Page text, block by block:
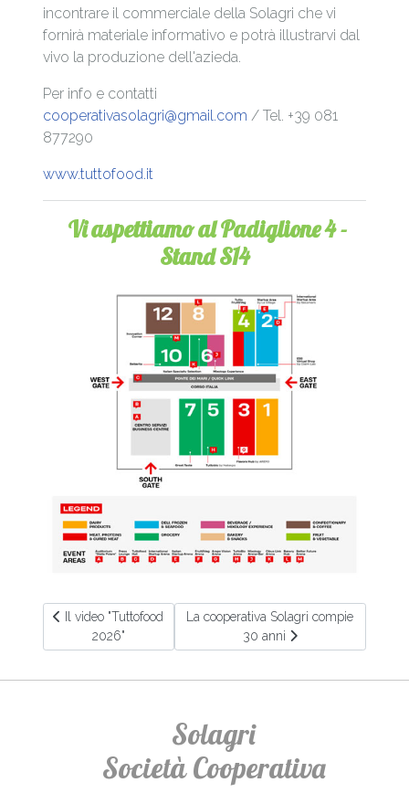
incontrare il commerciale della Solagri che vi
fornirà materiale informativo e potrà illustrarvi dal
vivo la produzione dell'azieda.
Per info e contatti
cooperativasolagri@gmail.com / Tel. +39 081
877290
www.tuttofood.it
Vi aspettiamo al Padiglione 4 -
Stand S14
Articolo precedente: Il video "Tuttofood 2026"
Il video "Tuttofood
2026"
Articolo successivo: La cooperativa
La cooperativa Solagri compie
30 anni
Solagri
Società Cooperativa